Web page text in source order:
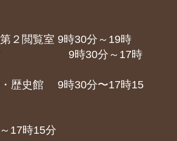
２閲覧室 9時30分～19時
室 9時30分～17時
歴史館 9時30分〜17時15
17時15分